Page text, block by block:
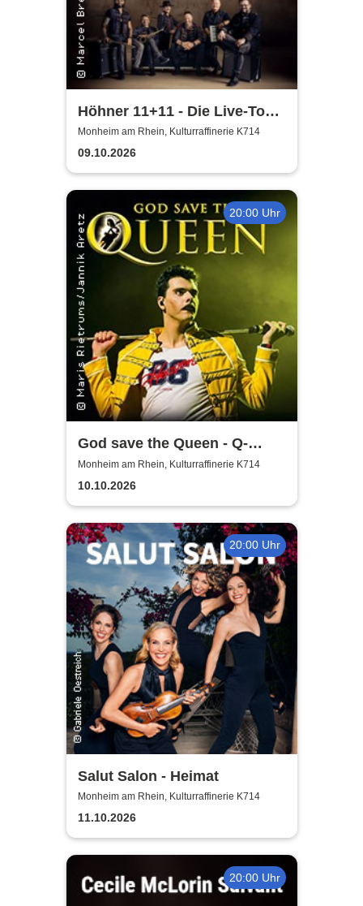
Höhner 11+11 - Die Live-Tour
2025/26
Monheim am Rhein, Kulturraffinerie K714
09.10.2026
20:00 Uhr
God save the Queen - Q-
Revival Band
Monheim am Rhein, Kulturraffinerie K714
10.10.2026
20:00 Uhr
Salut Salon - Heimat
Monheim am Rhein, Kulturraffinerie K714
11.10.2026
20:00 Uhr